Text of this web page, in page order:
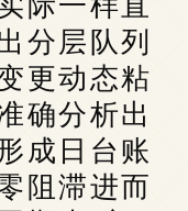
分层队列
更动态粘
确分析出
成日台账
阻滞进而